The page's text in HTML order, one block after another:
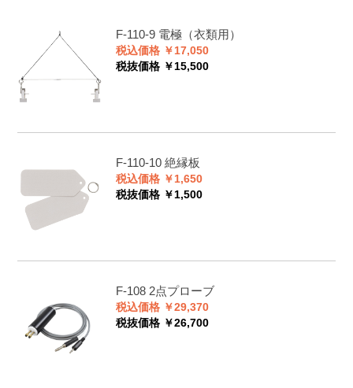
F-110-9 電極（衣類用）
税込価格 ￥17,050
税抜価格 ￥15,500
F-110-10 絶縁板
税込価格 ￥1,650
税抜価格 ￥1,500
F-108 2点プローブ
税込価格 ￥29,370
税抜価格 ￥26,700